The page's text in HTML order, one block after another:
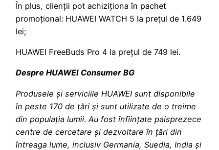
În plus, clienții pot achiziționa în pachet
promoțional: HUAWEI WATCH 5 la prețul de 1.649
lei;
HUAWEI FreeBuds Pro 4 la prețul de 749 lei.
Despre HUAWEI Consumer BG
Produsele și serviciile HUAWEI sunt disponibile
în peste 170 de țări și sunt utilizate de o treime
din populația lumii. Au fost înființate paisprezece
centre de cercetare și dezvoltare în țări din
întreaga lume, inclusiv Germania, Suedia, India și